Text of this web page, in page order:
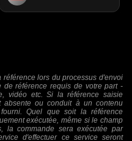
lors du processus d'envoi
de référence requis de votre part -
vidéo etc. Si la référence saisie
absente ou conduit à un contenu
Quel que soit la référence
exécutée, même si le champ
la commande sera exécutée par
d'effectuer ce service seront